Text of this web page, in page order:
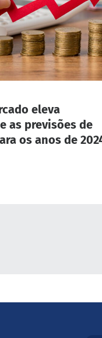
eleva
as previsões de
os anos de